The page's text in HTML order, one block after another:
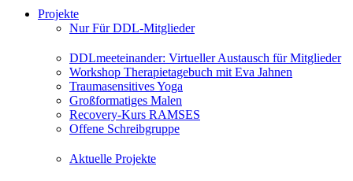
Projekte
Nur Für DDL-Mitglieder
DDLmeeteinander: Virtueller Austausch für Mitglieder
Workshop Therapietagebuch mit Eva Jahnen
Traumasensitives Yoga
Großformatiges Malen
Recovery-Kurs RAMSES
Offene Schreibgruppe
Aktuelle Projekte